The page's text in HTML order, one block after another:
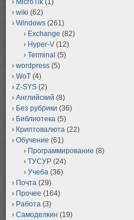
wiki (62)
Windows (261)
Exchange (82)
Hyper-V (12)
Terminal (5)
wordpress (5)
WoT (4)
Z-SYS (2)
Английский (8)
Без рубрики (36)
Библиотека (5)
Криптовалюта (22)
Обучение (61)
Программирование (8)
ТУСУР (24)
Учеба (36)
Почта (29)
Прочее (164)
Работа (3)
Самоделкин (19)